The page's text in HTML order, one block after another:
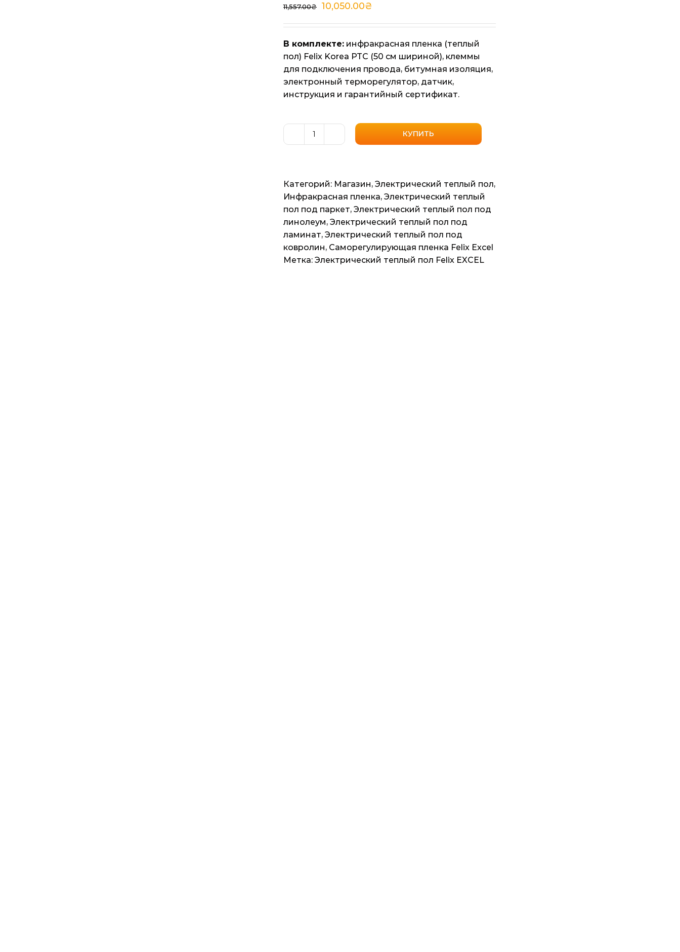
11,557.00₴ 10,050.00₴
В комплекте: инфракрасная пленка (теплый
пол) Felix Korea PTC (50 см шириной), клеммы
для подключения провода, битумная изоляция,
электронный терморегулятор, датчик,
инструкция и гарантийный сертификат.
Количество
теплый
пол
Felix
(Excel
Platinum
PTC)
КУПИТЬ
Категорий: Магазин, Электрический теплый пол,
Инфракрасная пленка, Электрический теплый
пол под паркет, Электрический теплый пол под
линолеум, Электрический теплый пол под
ламинат, Электрический теплый пол под
ковролин, Саморегулирующая пленка Felix Excel
Метка: Электрический теплый пол Felix EXCEL